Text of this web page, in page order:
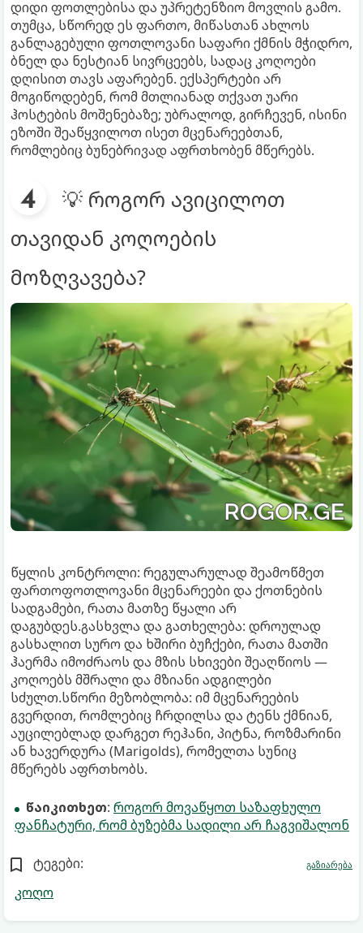
დიდი ფოთლებისა და უპრეტენზიო მოვლის გამო.
თუმცა, სწორედ ეს ფართო, მიწასთან ახლოს
განლაგებული ფოთლოვანი საფარი ქმნის მჭიდრო,
ბნელ და ნესტიან სივრცეებს, სადაც კოღოები
დღისით თავს აფარებენ. ექსპერტები არ
მოგიწოდებენ, რომ მთლიანად თქვათ უარი
ჰოსტების მოშენებაზე; უბრალოდ, გირჩევენ, ისინი
ეზოში შეაწყვილოთ ისეთ მცენარეებთან,
რომლებიც ბუნებრივად აფრთხობენ მწერებს.
💡 როგორ ავიცილოთ
თავიდან კოღოების
მოზღვავება?
წყლის კონტროლი: რეგულარულად შეამოწმეთ
ფართოფოთლოვანი მცენარეები და ქოთნების
სადგამები, რათა მათზე წყალი არ
დაგუბდეს.გასხვლა და გათხელება: დროულად
გასხალით სურო და ხშირი ბუჩქები, რათა მათში
ჰაერმა იმოძრაოს და მზის სხივები შეაღწიოს —
კოღოებს მშრალი და მზიანი ადგილები
სძულთ.სწორი მეზობლობა: იმ მცენარეების
გვერდით, რომლებიც ჩრდილსა და ტენს ქმნიან,
აუცილებლად დარგეთ რეჰანი, პიტნა, როზმარინი
ან ხავერდურა (Marigolds), რომელთა სუნიც
მწერებს აფრთხობს.
წაიკითხეთ: როგორ მოვაწყოთ საზაფხულო
ფანჩატური, რომ ბუზებმა სადილი არ ჩაგვიშალონ
ტეგები:
კოღო
გაზიარება